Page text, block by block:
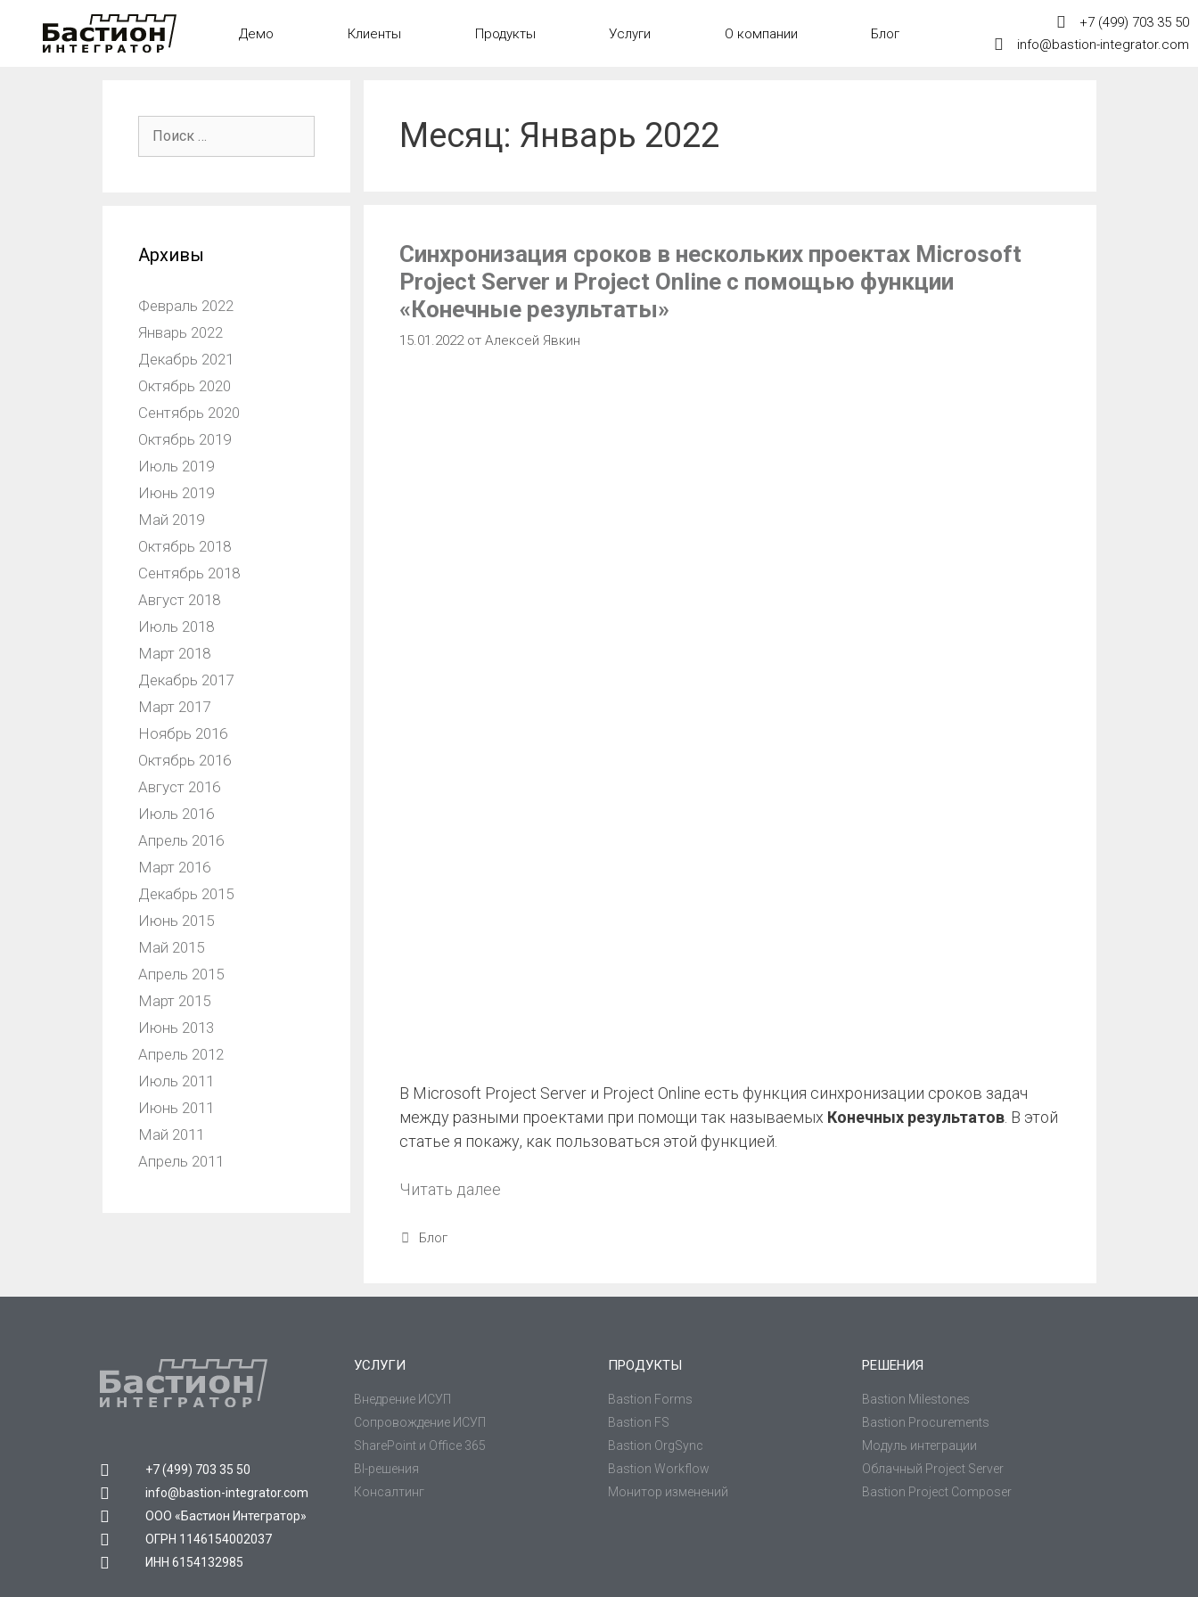
Демо Клиенты Продукты Услуги О компании Блог
+7 (499) 703 35 50
info@bastion-integrator.com
Месяц: Январь 2022
Синхронизация сроков в нескольких проектах Microsoft
Project Server и Project Online с помощью функции
«Конечные результаты»
15.01.2022 отАлексей Явкин
В Microsoft Project Server и Project Online есть функция синхронизации сроков задач
между разными проектами при помощи так называемых Конечных результатов . В этой
статье я покажу, как пользоваться этой функцией.
Читать далее
Блог
Архивы
Февраль 2022
Январь 2022
Декабрь 2021
Октябрь 2020
Сентябрь 2020
Октябрь 2019
Июль 2019
Июнь 2019
Май 2019
Октябрь 2018
Сентябрь 2018
Август 2018
Июль 2018
Март 2018
Декабрь 2017
Март 2017
Ноябрь 2016
Октябрь 2016
Август 2016
Июль 2016
Апрель 2016
Март 2016
Декабрь 2015
Июнь 2015
Май 2015
Апрель 2015
Март 2015
Июнь 2013
Апрель 2012
Июль 2011
Июнь 2011
Май 2011
Апрель 2011
+7 (499) 703 35 50
info@bastion-integrator.com
ООО «Бастион Интегратор»
ОГРН 1146154002037
ИНН 6154132985
УСЛУГИ
Внедрение ИСУП
Сопровождение ИСУП
SharePoint и Office 365
BI-решения
Консалтинг
ПРОДУКТЫ
Bastion Forms
Bastion FS
Bastion OrgSync
Bastion Workflow
Монитор изменений
РЕШЕНИЯ
Bastion Milestones
Bastion Procurements
Модуль интеграции
Облачный Project Server
Bastion Project Composer